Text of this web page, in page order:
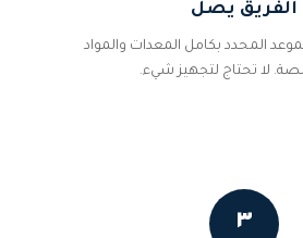
الفريق يصل
المحدد بكامل المعدات والمواد
لا تحتاج لتجهيز شيء.
٣